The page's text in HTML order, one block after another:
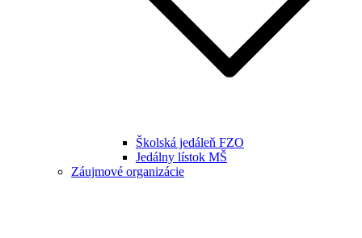
Školská jedáleň FZO
Jedálny lístok MŠ
Záujmové organizácie